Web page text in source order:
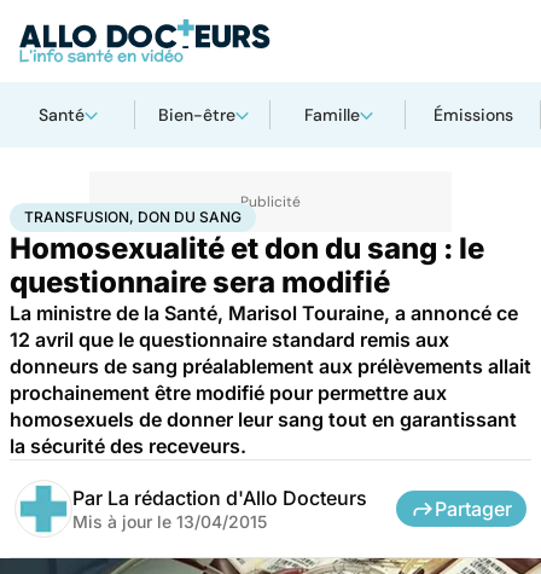
Santé Bien-être Famille Émissions
AccueilBien-être SexoTransfusion, don du sang
TRANSFUSION, DON DU SANG
Homosexualité et don du sang : le
questionnaire sera modifié
La ministre de la Santé, Marisol Touraine, a annoncé ce
12 avril que le questionnaire standard remis aux
donneurs de sang préalablement aux prélèvements allait
prochainement être modifié pour permettre aux
homosexuels de donner leur sang tout en garantissant
la sécurité des receveurs.
Par La rédaction d'Allo Docteurs
Mis à jour le 13/04/2015
Partager